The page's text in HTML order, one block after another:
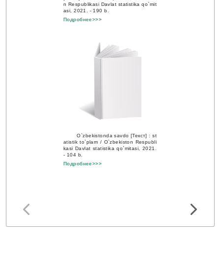
n Respublikasi Davlat statistika qo`mit
asi, 2021. - 190 b.
Подробнее>>>
O`zbekistonda savdo [Текст] : st
atistik to`plam / O`zbekiston Respubli
kasi Davlat statistika qo`mitasi, 2021.
- 104 b.
Подробнее>>>